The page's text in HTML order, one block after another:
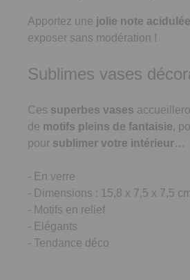
Apportez une jolie note acidulée
exposer sans modération !
Sublimes vases
Ces superbes vases
de motifs pleins de fantaisie,
pour sublimer votre intérieur…
- En verre
- Dimensions : 15,8 x 7,5 x 7,5
- Motifs en relief
- Elégants
- Tendance déco